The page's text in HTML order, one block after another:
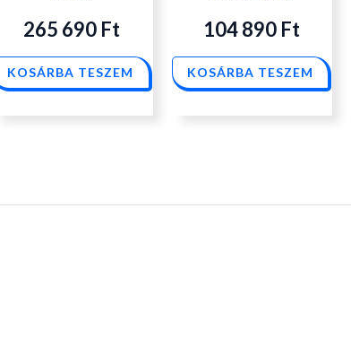
265 690 Ft
KOSÁRBA TESZEM
104 890 Ft
KOSÁRBA TESZEM